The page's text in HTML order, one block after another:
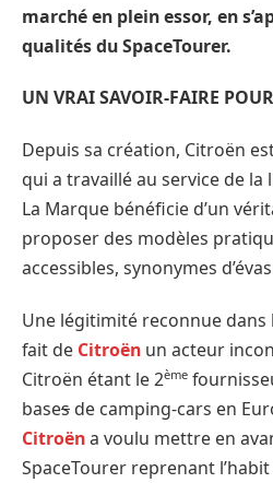
marché en plein essor, en
qualités du SpaceTourer.
UN VRAI SAVOIR-FAIRE
Depuis sa création, Citroën
qui a travaillé au service de
La Marque bénéficie d’un
proposer des modèles
accessibles, synonymes
Une légitimité reconnue dans
fait de Citroën un acteur
Citroën étant le 2ème
bases de camping-cars en
Citroëna voulu mettre en
SpaceTourer reprenant l’habit